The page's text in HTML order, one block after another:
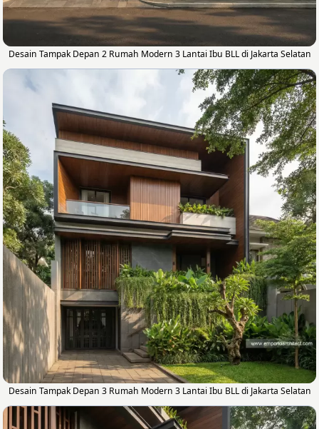
Desain Tampak Depan 2 Rumah Modern 3 Lantai Ibu BLL di Jakarta Selatan
Desain Tampak Depan 3 Rumah Modern 3 Lantai Ibu BLL di Jakarta Selatan